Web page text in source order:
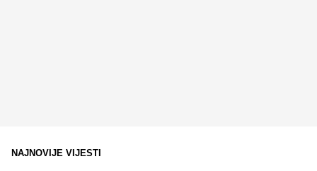
NAJNOVIJE VIJESTI